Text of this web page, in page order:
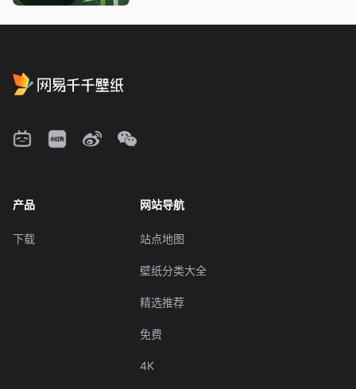
产品
下载
网站导航
站点地图
壁纸分类大全
精选推荐
免费
4K